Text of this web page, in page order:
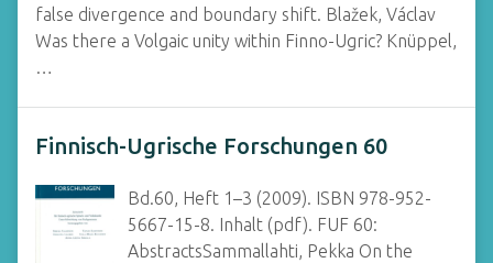
false divergence and boundary shift. Blažek, Václav
Was there a Volgaic unity within Finno-Ugric? Knüppel,
…
Finnisch-Ugrische Forschungen 60
Bd.60, Heft 1–3 (2009). ISBN 978-952-
5667-15-8. Inhalt (pdf). FUF 60:
AbstractsSammallahti, Pekka On the